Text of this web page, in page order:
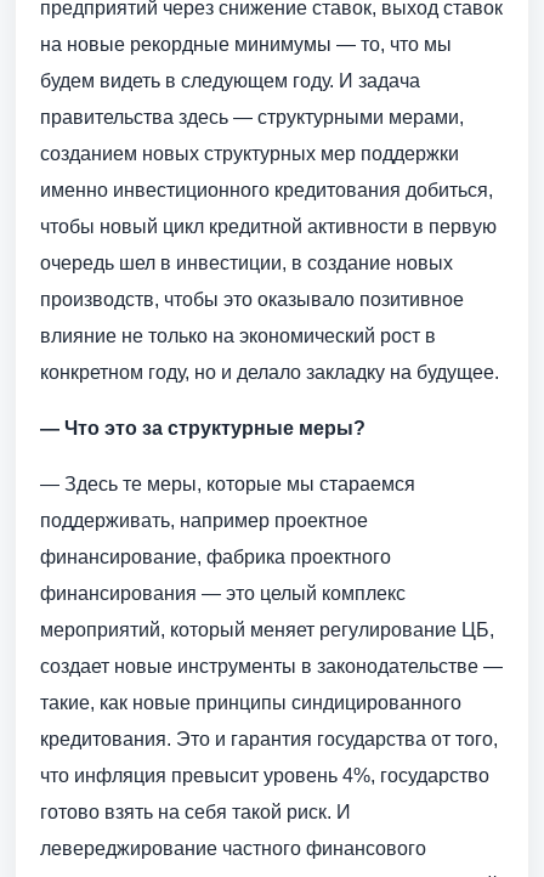
предприятий через снижение ставок, выход ставок
на новые рекордные минимумы — то, что мы
будем видеть в следующем году. И задача
правительства здесь — структурными мерами,
созданием новых структурных мер поддержки
именно инвестиционного кредитования добиться,
чтобы новый цикл кредитной активности в первую
очередь шел в инвестиции, в создание новых
производств, чтобы это оказывало позитивное
влияние не только на экономический рост в
конкретном году, но и делало закладку на будущее.
— Что это за структурные меры?
— Здесь те меры, которые мы стараемся
поддерживать, например проектное
финансирование, фабрика проектного
финансирования — это целый комплекс
мероприятий, который меняет регулирование ЦБ,
создает новые инструменты в законодательстве —
такие, как новые принципы синдицированного
кредитования. Это и гарантия государства от того,
что инфляция превысит уровень 4%, государство
готово взять на себя такой риск. И
левереджирование частного финансового